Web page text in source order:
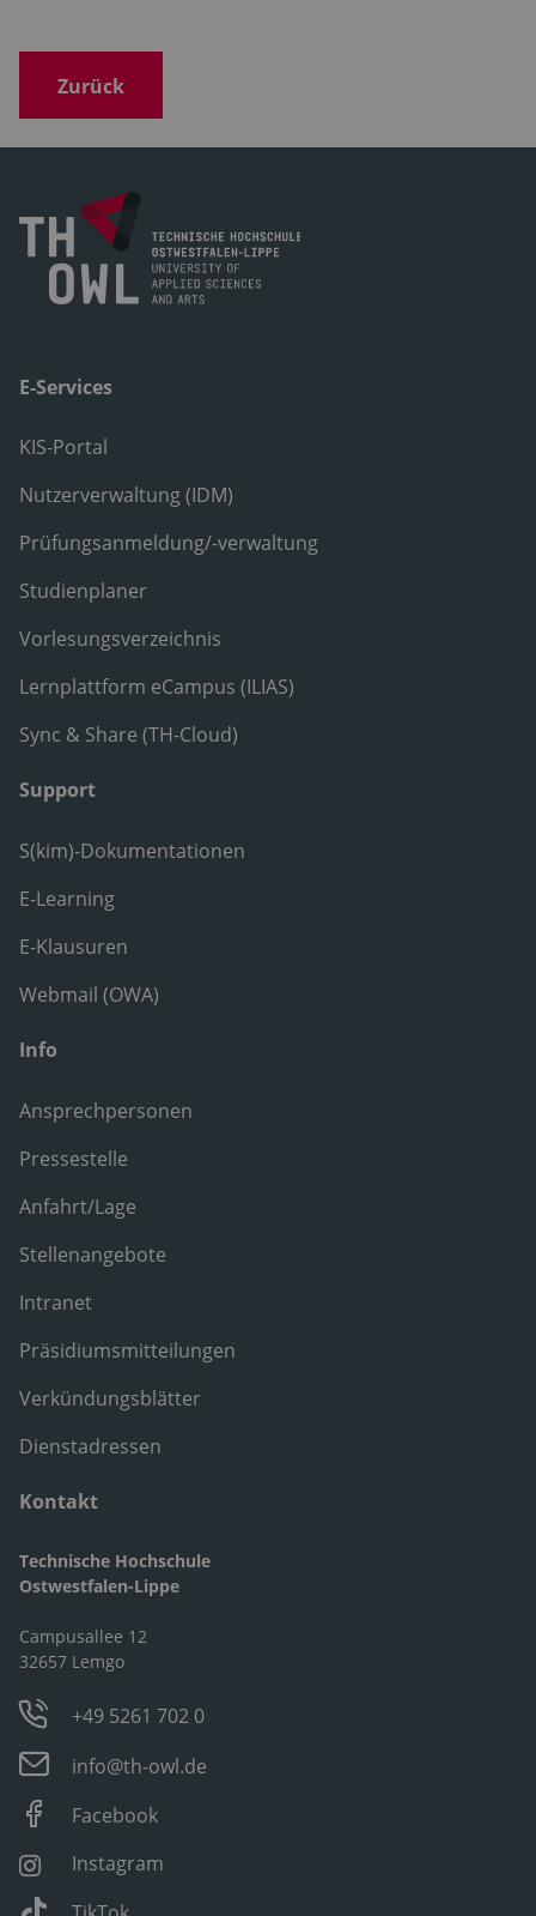
Zurück
E-Services
KIS-Portal
Nutzerverwaltung (IDM)
Prüfungsanmeldung/-verwaltung
Studienplaner
Vorlesungsverzeichnis
Lernplattform eCampus (ILIAS)
Sync & Share (TH-Cloud)
Support
S(kim)-Dokumentationen
E-Learning
E-Klausuren
Webmail (OWA)
Info
Ansprechpersonen
Pressestelle
Anfahrt/Lage
Stellenangebote
Intranet
Präsidiumsmitteilungen
Verkündungsblätter
Dienstadressen
Kontakt
Technische Hochschule
Ostwestfalen-Lippe
Campusallee 12
32657 Lemgo
+49 5261 702 0
info@th-owl.de
Facebook
Instagram